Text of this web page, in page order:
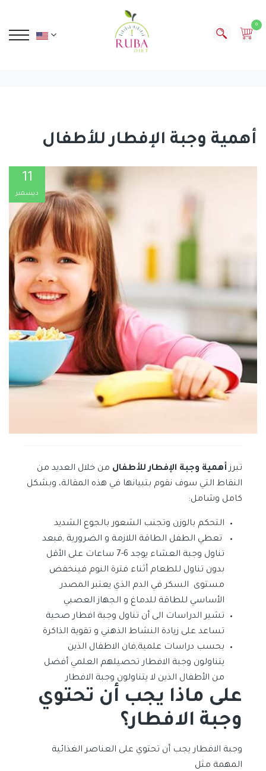
0
أهمية وجبة الإفطار للأطفال
11
ديسمبر
تبرزأهمية وجبة الإفطار للأطفال من خلال العديد من
النقاط التي سوف نقوم بتبيانها في هذه المقالة، وبشكل
كامل وشامل:
التحكم بالوزن وتجنب الشعور بالجوع الشديد
تعطي الطفل الطاقة اللازمة و الضرورية ,فبعد
تناول وجبة العشاء يوجد 6-7 ساعات على الأقل
بدون تناول للطعام أثناء فترة النوم فينخفض
مستوى السكر في الدم الذي يعتبر المصدر
الأساسي للطاقة للدماغ و الجهاز العصبي
تشير الدراسات الى أن تناول وجبة افطار صحية
تساعد على زيادة النشاط الذهني و تقوية الذاكرة
بحسب دراسات علمية,فان الاطفال الذين
يتناولون وجبة الافطار تحصيلهم العلمي أفضل
من الأطفال الذين لا يتناولون وجبة الافطار
على ماذا يجب أن تحتوي
وجبة الافطار؟
وجبة الافطار يجب أن تحتوي على العناصر الغذائية
المهمة مثل